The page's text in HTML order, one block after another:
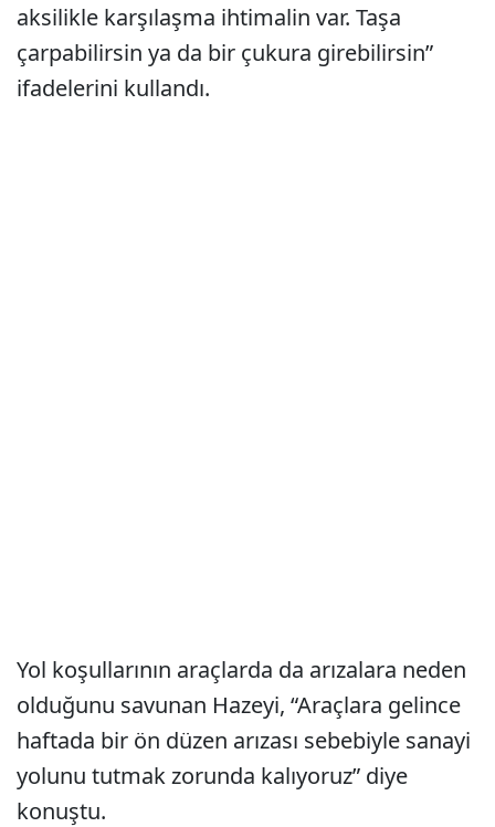
aksilikle karşılaşma ihtimalin var. Taşa
çarpabilirsin ya da bir çukura girebilirsin”
ifadelerini kullandı.
Yol koşullarının araçlarda da arızalara neden
olduğunu savunan Hazeyi, “Araçlara gelince
haftada bir ön düzen arızası sebebiyle sanayi
yolunu tutmak zorunda kalıyoruz” diye
konuştu.